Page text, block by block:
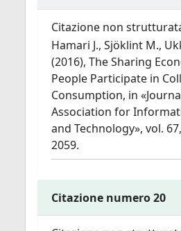
Citazione non
Hamari J., Sjöklint M.,
(2016), The Sharing
People Participate in
Consumption, in
Association for
and Technology», vol.
2059.
Citazione numero 20